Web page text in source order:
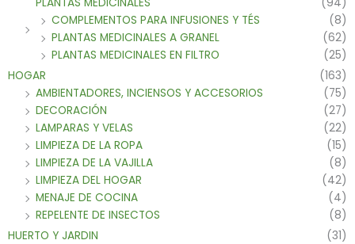
COMPLEMENTOS PARA INFUSIONES Y TÉS
(8)
PLANTAS MEDICINALES A GRANEL
(62)
PLANTAS MEDICINALES EN FILTRO
(25)
HOGAR
(163)
AMBIENTADORES, INCIENSOS Y ACCESORIOS
(75)
DECORACIÓN
(27)
LAMPARAS Y VELAS
(22)
LIMPIEZA DE LA ROPA
(15)
LIMPIEZA DE LA VAJILLA
(8)
LIMPIEZA DEL HOGAR
(42)
MENAJE DE COCINA
(4)
REPELENTE DE INSECTOS
(8)
HUERTO Y JARDIN
(31)